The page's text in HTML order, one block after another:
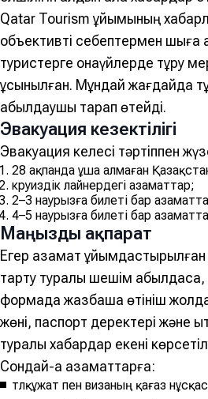
Qatar Tourism ұйымының
объективті себептермен шыға
туристерге қонақүйлерде тұру
ұсынылған. Мұндай жағдайда
қабылдаушы тарап өтейді.
Эвакуация кезектілігі
Эвакуация келесі тәртіппен
28 ақпанда ұша алмаған
круиздік лайнердегі азаматтар;
2–3 наурызға билеті бар
4–5 наурызға билеті бар
Маңызды ақпарат
Егер азамат
тарту туралы шешім қабылдаса,
формада жазбаша өтініш
жөні, паспорт деректері және
туралы хабардар екені
Сондай-ақ азаматтарға:
төлқұжат пен визаның қағаз